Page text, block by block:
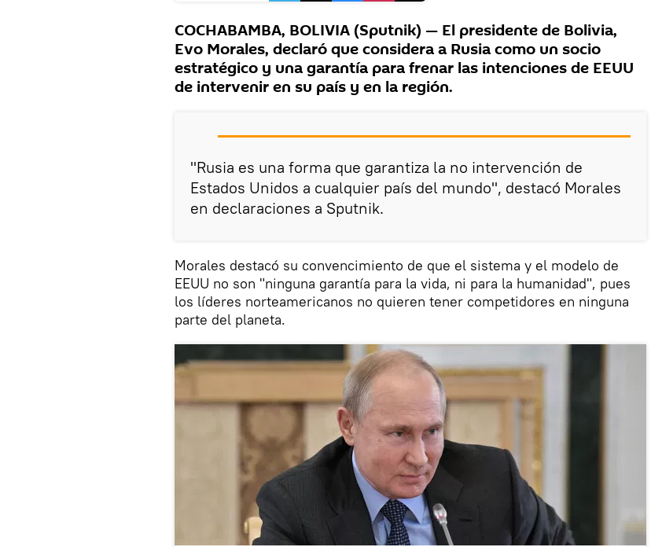
COCHABAMBA, BOLIVIA (Sputnik) — El presidente de Bolivia,
Evo Morales, declaró que considera a Rusia como un socio
estratégico y una garantía para frenar las intenciones de EEUU
de intervenir en su país y en la región.
"Rusia es una forma que garantiza la no intervención de
Estados Unidos a cualquier país del mundo", destacó Morales
en declaraciones a Sputnik.
Morales destacó su convencimiento de que el sistema y el modelo de
EEUU no son "ninguna garantía para la vida, ni para la humanidad", pues
los líderes norteamericanos no quieren tener competidores en ninguna
parte del planeta.